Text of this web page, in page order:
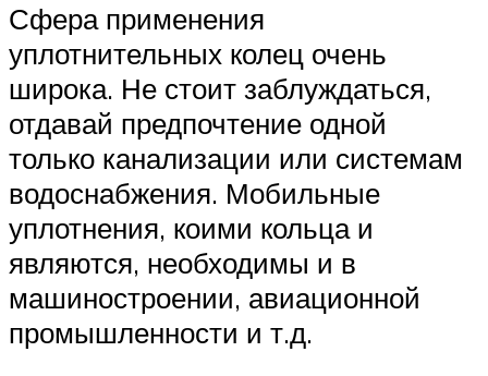
Сфера применения
уплотнительных колец очень
широка. Не стоит заблуждаться,
отдавай предпочтение одной
только канализации или системам
водоснабжения. Мобильные
уплотнения, коими кольца и
являются, необходимы и в
машиностроении, авиационной
промышленности и т.д.